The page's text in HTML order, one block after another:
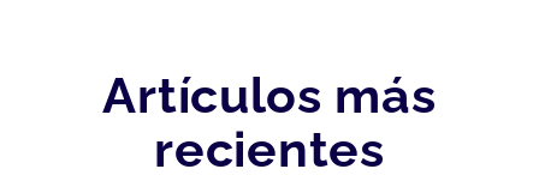
Artículos más
recientes